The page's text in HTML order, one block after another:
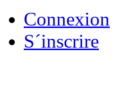
Connexion
S´inscrire